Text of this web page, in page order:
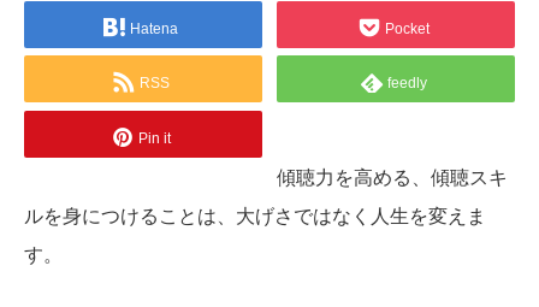
Hatena Pocket
RSS feedly
Pin it
傾聴力を高める、傾聴スキ
ルを身につけることは、大げさではなく人生を変えま
す。